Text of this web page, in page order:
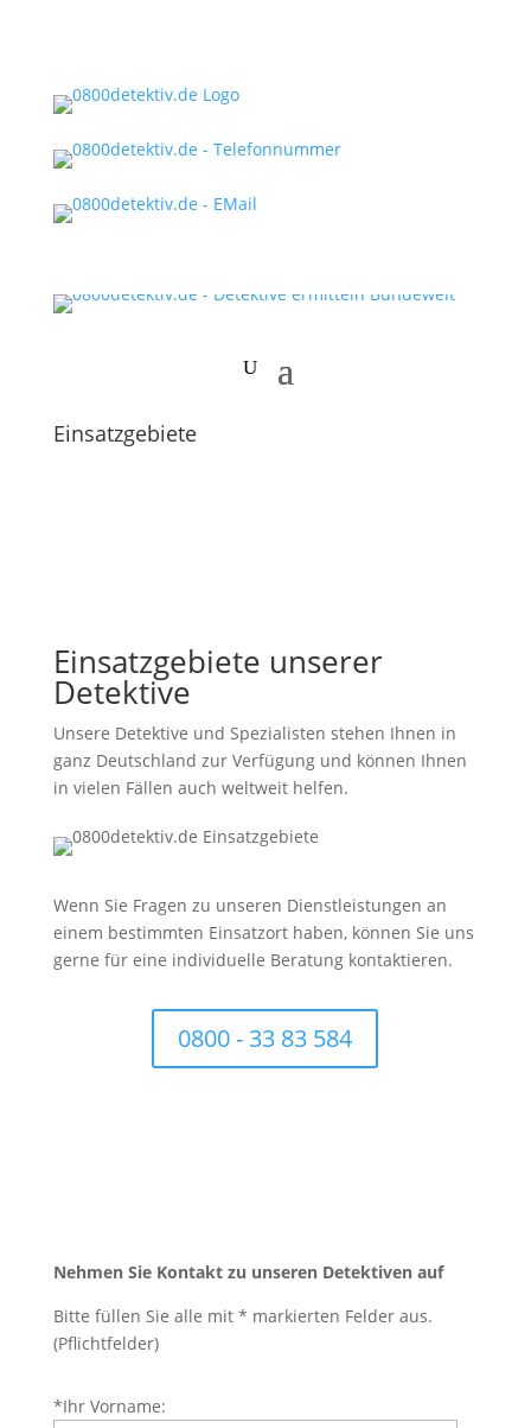
Einsatzgebiete
Einsatzgebiete unserer
Detektive
Unsere Detektive und Spezialisten stehen Ihnen in
ganz Deutschland zur Verfügung und können Ihnen
in vielen Fällen auch weltweit helfen.
Wenn Sie Fragen zu unseren Dienstleistungen an
einem bestimmten Einsatzort haben, können Sie uns
gerne für eine individuelle Beratung kontaktieren.
0800 - 33 83 584
Nehmen Sie Kontakt zu unseren Detektiven auf
Bitte füllen Sie alle mit * markierten Felder aus.
(Pflichtfelder)
lasse
*Ihr Vorname: